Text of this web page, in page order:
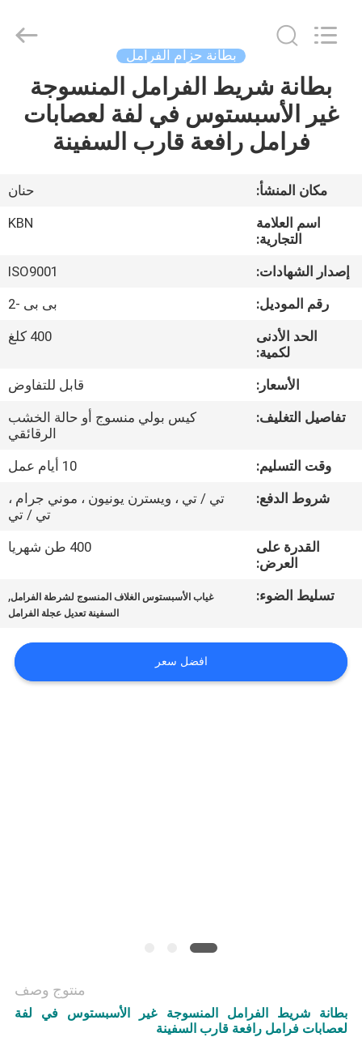
مسكن
منتجات
معلومات
جولة
المعمل
مراقبة
الجودة
اتصل
اطلب
اقتباس
الموقع
PRIVACY
بطانة حزام الفرامل
بطانة شريط الفرامل المنسوجة
غير الأسبستوس في لفة لعصابات
فرامل رافعة قارب السفينة
مكان المنشأ:
حنان
اسم العلامة
التجارية:
KBN
إصدار الشهادات:
ISO9001
رقم الموديل:
بى بى -2
الحد الأدنى
لكمية:
400 كلغ
الأسعار:
قابل للتفاوض
تفاصيل التغليف:
كيس بولي منسوج أو حالة الخشب
الرقائقي
وقت التسليم:
10 أيام عمل
شروط الدفع:
تي / تي ، ويسترن يونيون ، موني جرام ،
تي / تي
القدرة على
العرض:
400 طن شهريا
تسليط الضوء: غياب الأسبستوس الغلاف المنسوج لشرطة الفرامل,
السفينة تعديل عجلة الفرامل
افضل سعر
منتوج وصف
بطانة شريط الفرامل المنسوجة غير الأسبستوس في لفة
لعصابات فرامل رافعة قارب السفينة